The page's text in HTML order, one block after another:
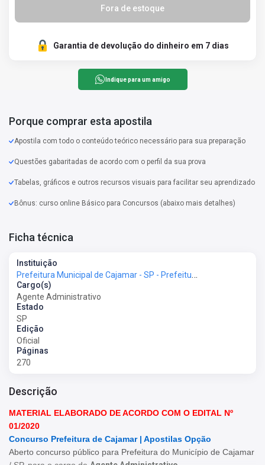
Fora de estoque
Garantia de devolução do dinheiro em 7 dias
Indique para um amigo
Porque comprar esta apostila
Apostila com todo o conteúdo teórico necessário para sua preparação
Questões gabaritadas de acordo com o perfil da sua prova
Tabelas, gráficos e outros recursos visuais para facilitar seu aprendizado
Bônus: curso online Básico para Concursos (abaixo mais detalhes)
Ficha técnica
Instituição
Prefeitura Municipal de Cajamar - SP - Prefeitura de Cajamar - SP
Cargo(s)
Agente Administrativo
Estado
SP
Edição
Oficial
Páginas
270
Descrição
MATERIAL ELABORADO DE ACORDO COM O EDITAL Nº
01/2020
Concurso Prefeitura de Cajamar | Apostilas Opção
Aberto concurso público para Prefeitura do Município de Cajamar